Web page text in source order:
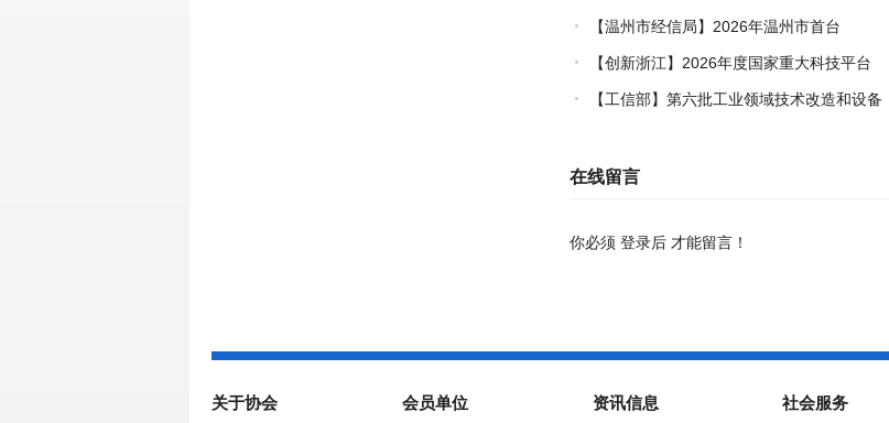
工业设计技术职业技能竞赛的通知
【温州市经信局】2026年温州市首台
（套）装备认定工作启动
【创新浙江】2026年度国家重大科技平台
国际开放合作基础研究专项（试点）项目指南
【工信部】第六批工业领域技术改造和设备
在线留言
你必须 登录后 才能留言！
关于协会 会员单位 资讯信息 社会服务